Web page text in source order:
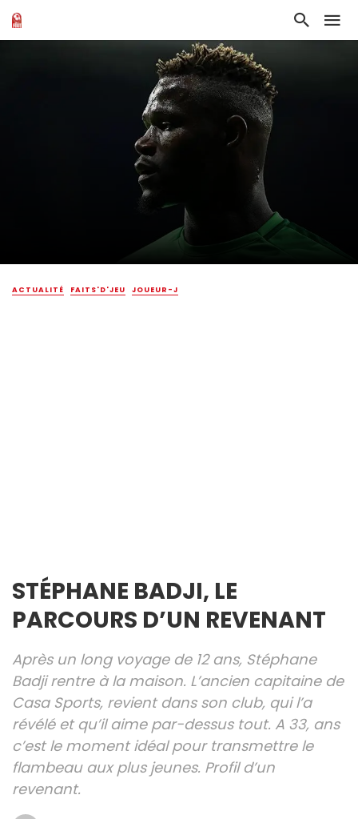
ACTUALITÉ FAITS'D'JEU JOUEUR-J
STÉPHANE BADJI, LE
PARCOURS D’UN REVENANT
Après un long voyage de 12 ans, Stéphane
Badji rentre à la maison. L’ancien capitaine de
Casa Sports, revient dans son club, qui l’a
révélé et qu’il aime par-dessus tout. A 33, ans
c’est le moment idéal pour transmettre le
flambeau aux plus jeunes. Profil d’un
revenant.